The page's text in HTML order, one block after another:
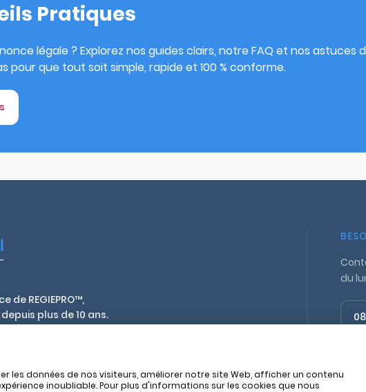
Pratiques
légale ? Explorez nos guides clairs, notre FAQ et nos
pour que tout soit simple, rapide et 100 % conforme.
de REGIEPRO™,
plus de 10 ans.
du
les données de nos visiteurs, améliorer notre site Web, afficher un contenu
inoubliable. Pour plus d'informations sur les cookies que nous